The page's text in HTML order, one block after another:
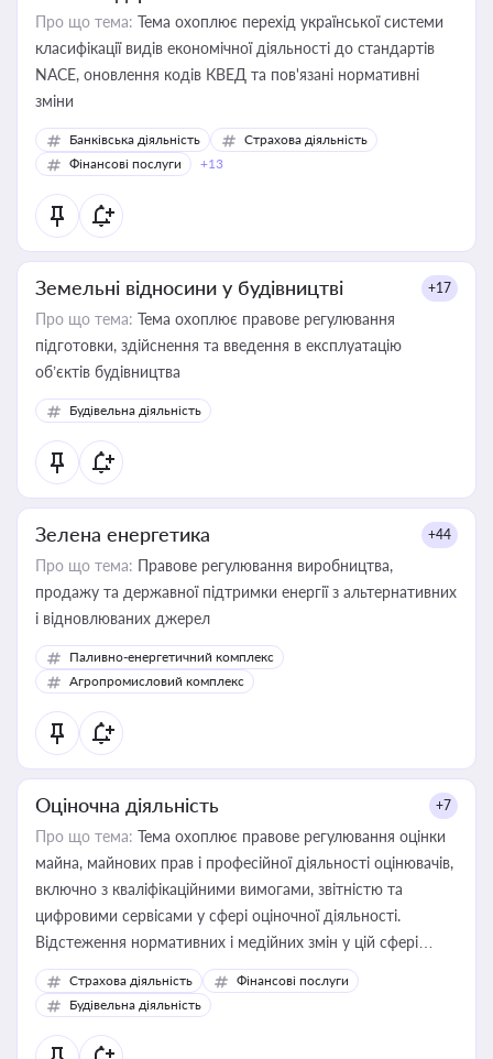
Про що тема: Тема охоплює перехід української системи
класифікації видів економічної діяльності до стандартів
NACE, оновлення кодів КВЕД та пов'язані нормативні
зміни
Банківська діяльність
Страхова діяльність
Фінансові послуги
+13
Земельні відносини у будівництві +17
Про що тема: Тема охоплює правове регулювання
підготовки, здійснення та введення в експлуатацію
об’єктів будівництва
Будівельна діяльність
Зелена енергетика +44
Про що тема: Правове регулювання виробництва,
продажу та державної підтримки енергії з альтернативних
і відновлюваних джерел
Паливно-енергетичний комплекс
Агропромисловий комплекс
Оціночна діяльність +7
Про що тема: Тема охоплює правове регулювання оцінки
майна, майнових прав і професійної діяльності оцінювачів,
включно з кваліфікаційними вимогами, звітністю та
цифровими сервісами у сфері оціночної діяльності.
Відстеження нормативних і медійних змін у цій сфері
корисне для власника бізнесу, керівника, юриста або
бухгалтера під час оподаткування, приватизації, оренди
державного майна, корпоративних угод і перевірки
статусу суб'єктів оціночної діяльності
Страхова діяльність
Фінансові послуги
Будівельна діяльність